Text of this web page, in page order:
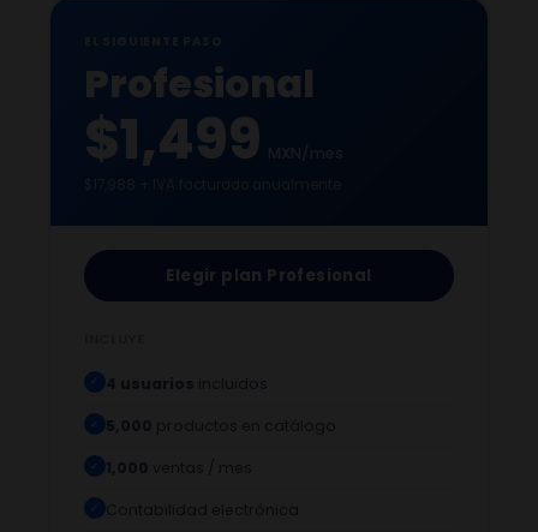
Profesional
$1,499
Elegir plan Profesional
✓
✓
✓
✓